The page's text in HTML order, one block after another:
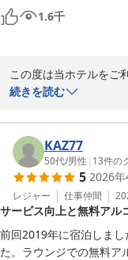
これからも温泉・お食
あり続けられるよう、
堂ヶ島唯一の自家源泉
1.6千
この度は当ホテルをご
を頂戴し、大変光栄に
お化粧水のようなとろ
いただいており、当ホ
また、施設の経年につ
ついてお褒めのお言葉
今後も快適にお過ごし
上に努めてまいります。
続きを読む
KAZ77
50代/男性 | 13件の
5 2026年
レジャー 仕事仲間
サービス向上と無料アル
前回2019年に宿泊しま
た。ラウンジでの無料ア